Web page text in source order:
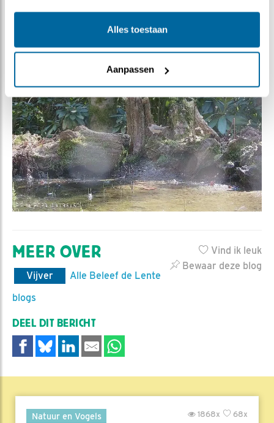
Alles toestaan
Aanpassen
Samen met alle 45 anderen!
Vind ik leuk
Bewaar deze blog
MEER OVER
Vijver
Alle Beleef de Lente
blogs
DEEL DIT BERICHT
Natuur en Vogels 68x
1868x